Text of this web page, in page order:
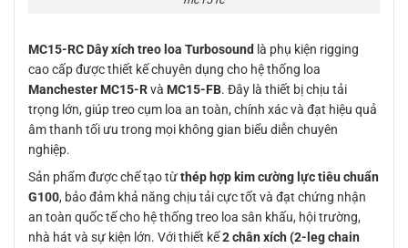
MC15-RC Dây xích treo loa Turbosound là phụ kiện rigging
cao cấp được thiết kế chuyên dụng cho hệ thống loa
Manchester MC15-Rvà MC15-FB. Đây là thiết bị chịu tải
trọng lớn, giúp treo cụm loa an toàn, chính xác và đạt hiệu quả
âm thanh tối ưu trong mọi không gian biểu diễn chuyên
nghiệp.
Sản phẩm được chế tạo từthép hợp kim cường lực tiêu chuẩn
G100, bảo đảm khả năng chịu tải cực tốt và đạt chứng nhận
an toàn quốc tế cho hệ thống treo loa sân khấu, hội trường,
nhà hát và sự kiện lớn. Với thiết kế2 chân xích (2-leg chain